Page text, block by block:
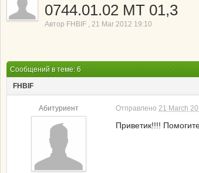
0744.01.02 МТ 01,3
Автор FHBIF , 21 Mar 2012 19:10
Сообщений в теме: 6
FHBIF
Абитуриент Отправлено 21 March
Приветик!!!!